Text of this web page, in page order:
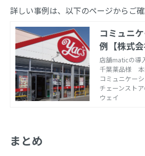
詳しい事例は、以下のページからご確
コミュニ
例【株式会
店舗maticの導
千葉薬品様 本
コミュニケー
現を目的に店
の対応状況が
チェーンスト
ウェイ
まとめ